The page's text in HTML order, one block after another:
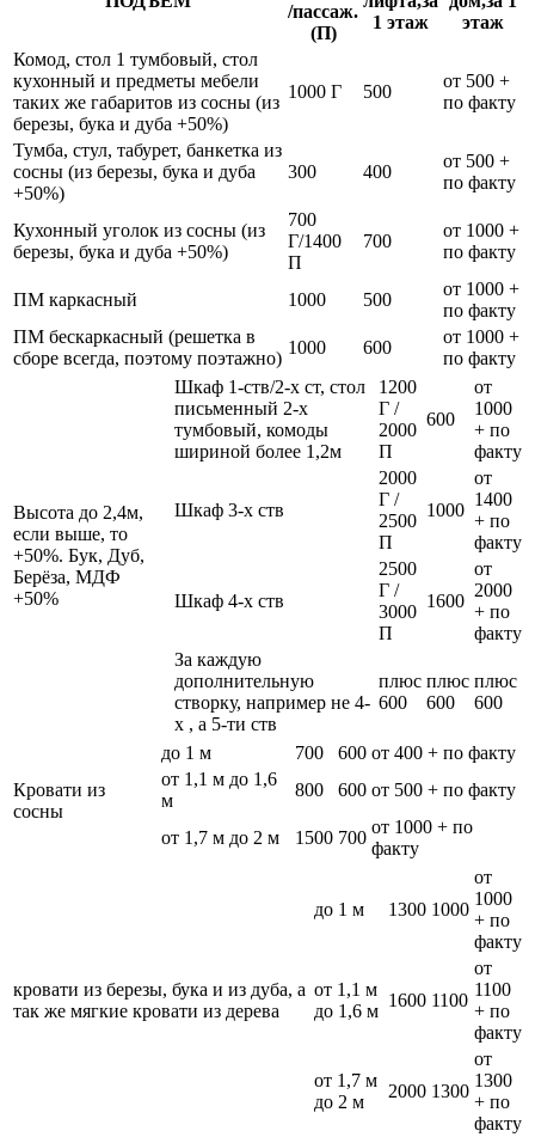
/пассаж.
(П)
1 этаж
этаж
Комод, стол 1 тумбовый, стол
кухонный и предметы мебели
таких же габаритов из сосны (из
березы, бука и дуба +50%)
1000 Г 500
от 500 +
по факту
Тумба, стул, табурет, банкетка из
сосны (из березы, бука и дуба
+50%)
300 400
от 500 +
по факту
Кухонный уголок из сосны (из
березы, бука и дуба +50%)
700
Г/1400
П
700
от 1000 +
по факту
ПМ каркасный 1000 500
от 1000 +
по факту
ПМ бескаркасный (решетка в
сборе всегда, поэтому поэтажно)
1000 600
от 1000 +
по факту
Высота до 2,4м,
если выше, то
+50%. Бук, Дуб,
Берёза, МДФ
+50%
Шкаф 1-ств/2-х ст, стол
письменный 2-х
тумбовый, комоды
шириной более 1,2м
1200
Г /
2000
П
600
от
1000
+ по
факту
Шкаф 3-х ств
2000
Г /
2500
П
1000
от
1400
+ по
факту
Шкаф 4-х ств
2500
Г /
3000
П
1600
от
2000
+ по
факту
За каждую
дополнительную
створку, например не 4-
х , а 5-ти ств
плюс
600
плюс
600
плюс
600
Кровати из
сосны
до 1 м 700 600 от 400 + по факту
от 1,1 м до 1,6
м
800 600 от 500 + по факту
от 1,7 м до 2 м 1500 700
от 1000 + по
факту
кровати из березы, бука и из дуба, а
так же мягкие кровати из дерева
до 1 м 1300 1000
от
1000
+ по
факту
от 1,1 м
до 1,6 м
1600 1100
от
1100
+ по
факту
от 1,7 м
до 2 м
2000 1300
от
1300
+ по
факту